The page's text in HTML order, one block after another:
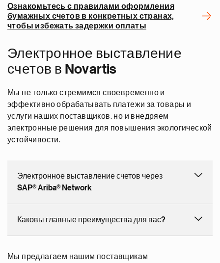
Ознакомьтесь с правилами оформления
бумажных счетов в конкретных странах,
чтобы избежать задержки оплаты
Электронное выставление
счетов в Novartis
Мы не только стремимся своевременно и
эффективно обрабатывать платежи за товары и
услуги наших поставщиков, но и внедряем
электронные решения для повышения экологической
устойчивости.
Электронное выставление счетов через
SAP® Ariba® Network
Каковы главные преимущества для вас?
Мы предлагаем нашим поставщикам